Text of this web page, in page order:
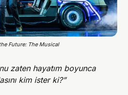
Future: The Musical
zaten hayatım boyunca
kim ister ki?”